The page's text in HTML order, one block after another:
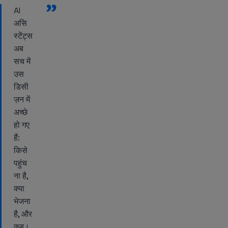
”
AI
असि
स्टेंट्स
अब
सच में
उस
डिसी
ज़न में
अच्छे
हो गए
हैं:
किसे
पहुंच
ना है,
क्या
भेजना
है, और